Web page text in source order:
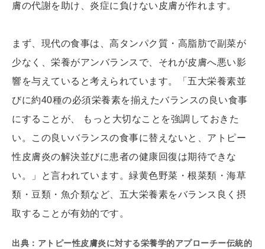
膚の代謝を助け、炎症に負けない皮膚が作れます。
まず、現代の食事は、高タンパク質・高脂肪で副菜が
少なく、栄養がアンバランスで、それが皮膚へ悪い影
響を与えていると考えられています。「五大栄養素並
びに約40種の必須栄養素を揃えたバランスの良い食事
にすることが、 もっと大切なことを強調しておきた
い。この良いバランスの食事に替えないと、アトピー
性皮膚炎の解決並びに患者の健康回復は期待できな
い。」と言われています。緑黄色野菜・根菜類・海草
類・豆類・魚介類など、五大栄養素をバランス良く摂
取することが有効的です。
出典：アトピー性皮膚炎に対する栄養学的アプローチー伝統的